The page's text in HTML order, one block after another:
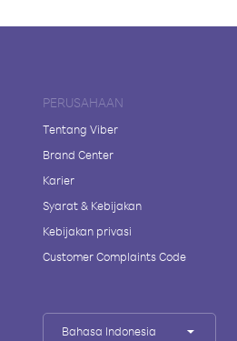
PERUSAHAAN
Tentang Viber
Brand Center
Karier
Syarat & Kebijakan
Kebijakan privasi
Customer Complaints Code
Bahasa Indonesia